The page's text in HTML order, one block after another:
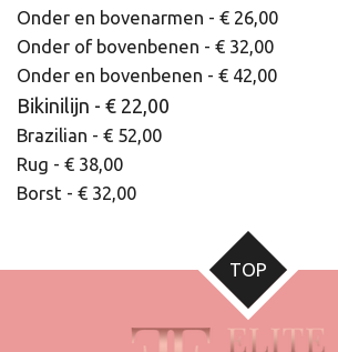
Onder en bovenarmen - € 26,00
Onder of bovenbenen - € 32,00
Onder en bovenbenen - € 42,00
Bikinilijn - € 22,00
Brazilian - € 52,00
Rug - € 38,00
Borst - € 32,00
TOP